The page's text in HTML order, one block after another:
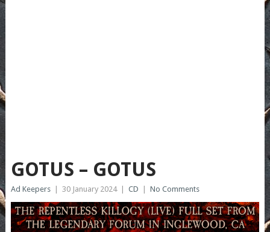
GOTUS – GOTUS
Ad Keepers 30 January 2024 CD No Comments